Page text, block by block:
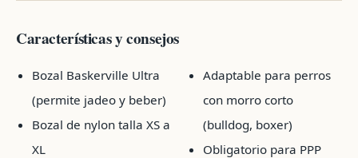
Características y consejos
Bozal Baskerville Ultra
(permite jadeo y beber)
Bozal de nylon talla XS a
XL
Adaptable para perros
con morro corto
(bulldog, boxer)
Obligatorio para PPP